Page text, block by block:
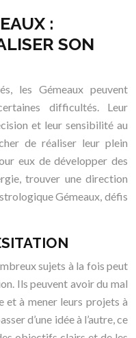
:
SON
les Gémeaux peuvent
difficultés. Leur
et leur sensibilité au
de réaliser leur plein
eux de développer des
trouver une direction
Gémeaux, défis
sujets à la fois peut
Ils peuvent avoir du mal
et à mener leurs projets à
d’une idée à l’autre, ce